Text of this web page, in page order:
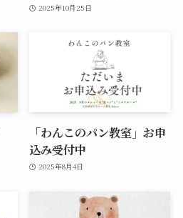
2025年10月25日
「わんこのパン教室」お申
込み受付中
2025年8月4日